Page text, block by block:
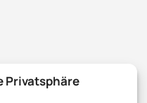
Privatsphäre